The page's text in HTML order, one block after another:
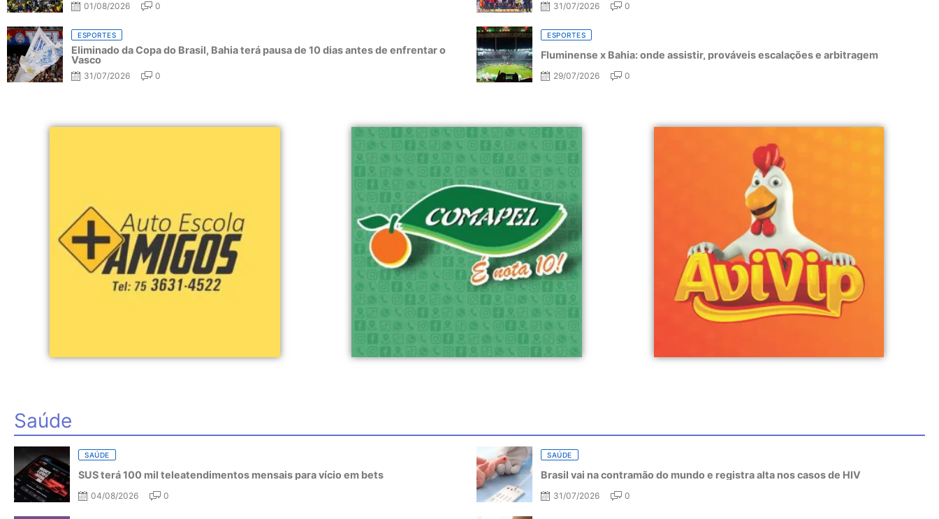
01/08/2026 0 31/07/2026 0
ESPORTES
Eliminado da Copa do Brasil, Bahia terá pausa de 10 dias antes de enfrentar o
Vasco
31/07/2026 0
ESPORTES
Fluminense x Bahia: onde assistir, prováveis escalações e arbitragem
29/07/2026 0
Saúde
SAÚDE
SUS terá 100 mil teleatendimentos mensais para vício em bets
04/08/2026 0
SAÚDE
Brasil vai na contramão do mundo e registra alta nos casos de HIV
31/07/2026 0